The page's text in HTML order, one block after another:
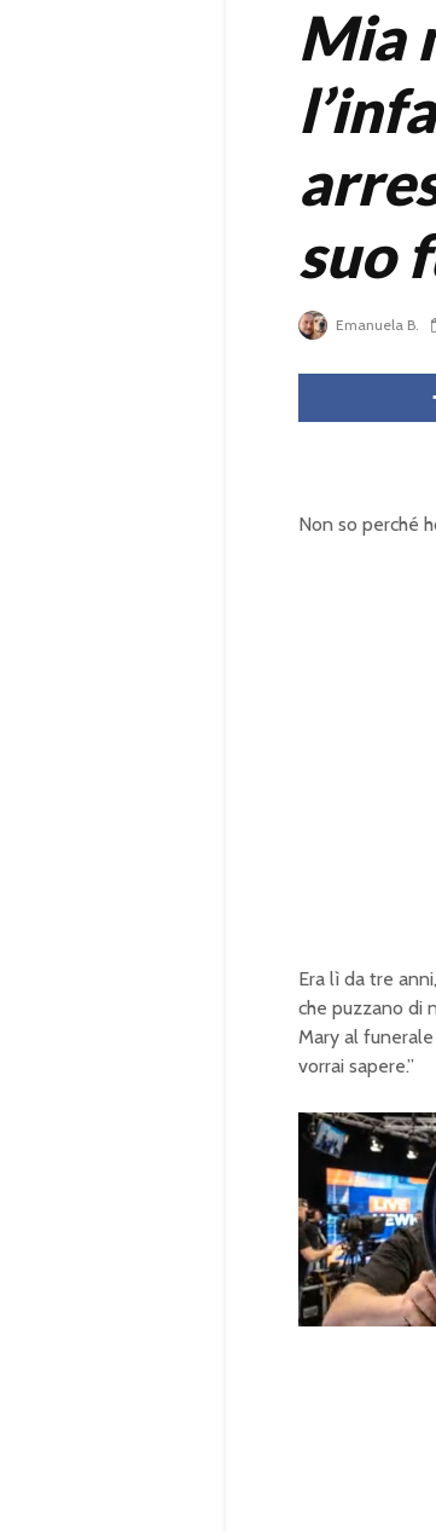
Mia
suo
Emanuela B.
Non so perché
Era lì da tre
che puzzano di
Mary al
vorrai sapere.”
U
n